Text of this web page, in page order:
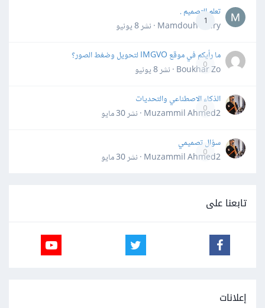
1
تعلم التصميم .
Mamdouh Khiry · نشر
8 يونيو
0
ما رأيكم في موقع IMGVO لتحويل وضغط الصور؟
Boukhar Zo · نشر
8 يونيو
0
الذكاء الاصطناعي والتحديات
Muzammil Ahmed2 · نشر
30 مايو
0
سؤال تصميمي
Muzammil Ahmed2 · نشر
30 مايو
تابعنا على
إعلانات